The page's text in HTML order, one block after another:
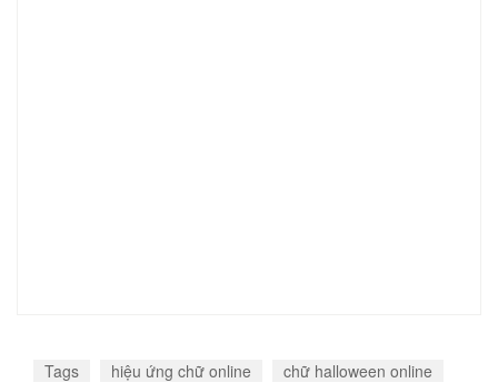
Tags hiệu ứng chữ online chữ halloween online